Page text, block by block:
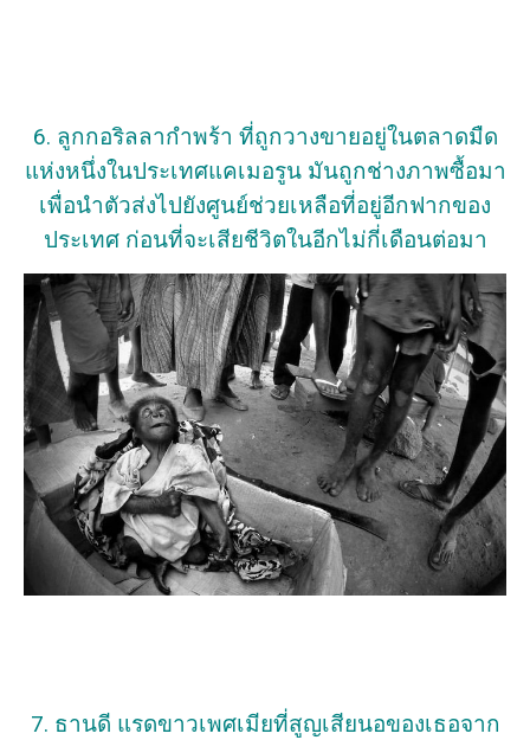
6. ลูกกอริลลากำพร้า ที่ถูกวางขายอยู่ในตลาดมืด
แห่งหนึ่งในประเทศแคเมอรูน มันถูกช่างภาพซื้อมา
เพื่อนำตัวส่งไปยังศูนย์ช่วยเหลือที่อยู่อีกฟากของ
ประเทศ ก่อนที่จะเสียชีวิตในอีกไม่กี่เดือนต่อมา
7. ธานดี แรดขาวเพศเมียที่สูญเสียนอของเธอจาก